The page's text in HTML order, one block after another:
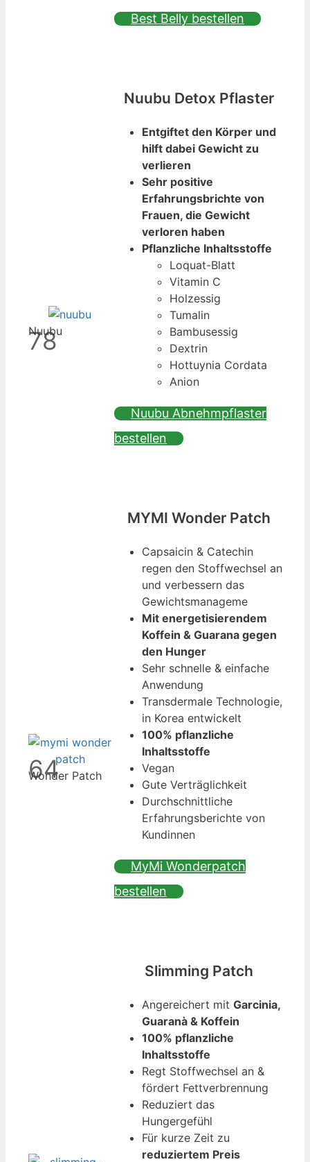
Best Belly bestellen
78
Nuubu
Nuubu Detox Pflaster
Entgiftet den Körper und
hilft dabei Gewicht zu
verlieren
Sehr positive
Erfahrungsbrichte von
Frauen, die Gewicht
verloren haben
Pflanzliche Inhaltsstoffe
Loquat-Blatt
Vitamin C
Holzessig
Tumalin
Bambusessig
Dextrin
Hottuynia Cordata
Anion
Nuubu Abnehmpflaster
bestellen
64
Wonder Patch
MYMI Wonder Patch
Capsaicin & Catechin
regen den Stoffwechsel an
und verbessern das
Gewichtsmanageme
Mit energetisierendem
Koffein & Guarana gegen
den Hunger
Sehr schnelle & einfache
Anwendung
Transdermale Technologie,
in Korea entwickelt
100% pflanzliche
Inhaltsstoffe
Vegan
Gute Verträglichkeit
Durchschnittliche
Erfahrungsberichte von
Kundinnen
MyMi Wonderpatch
bestellen
Slimming Patch
Angereichert mit Garcinia,
Guaranà & Koffein
100% pflanzliche
Inhaltsstoffe
Regt Stoffwechsel an &
fördert Fettverbrennung
Reduziert das
Hungergefühl
Für kurze Zeit zu
reduziertem Preis